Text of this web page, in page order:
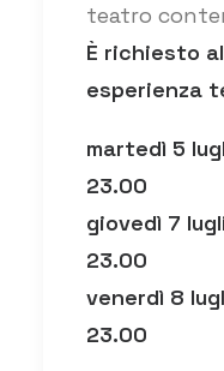
teatro
È richiesto
esperienza
martedì 5
23.00
giovedì 7
23.00
venerdì 8
23.00